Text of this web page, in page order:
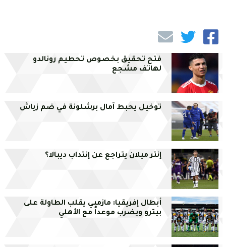
فتح تحقيق بخصوص تحطيم رونالدو
لهاتف مشجع
توخيل يحبط آمال برشلونة في ضم زياش
إنتر ميلان يتراجع عن إنتداب ديبالا؟
أبطال إفريقيا: مازمبي يقلب الطاولة على
بيترو ويضرب موعداً مع الأهلي